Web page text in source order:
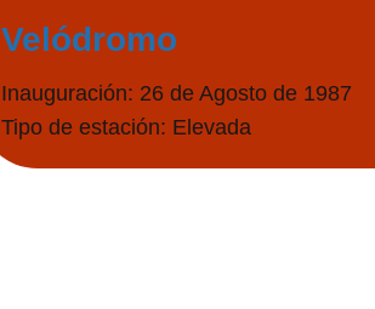
Velódromo
Inauguración: 26 de Agosto de 1987
Tipo de estación: Elevada